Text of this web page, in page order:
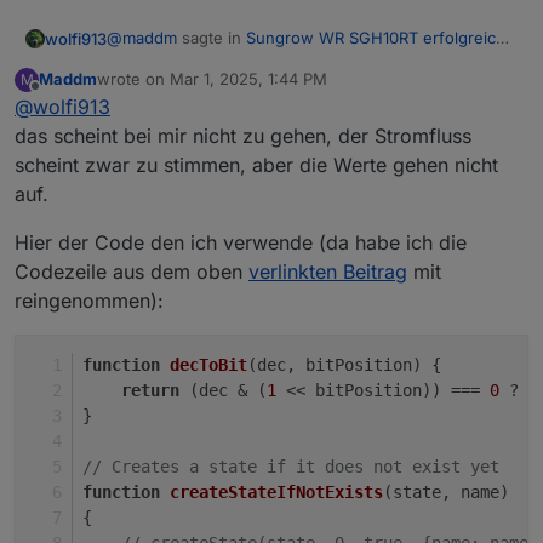
wolfi913@maddm sagte in Sungrow WR SGH10RT erfolgreich
im Scriptblock, der auf der oben verlinken Seite
drauf ist machen, damit die Berechnung der
einzelnen Werte (Stromfluss in/von der Batterie,
schau mal hier…
M
Offline
Maddmwrote on Mar 1, 2025, 1:44 PM
last edited by
@wolfi913
das scheint bei mir nicht zu gehen, der Stromfluss
scheint zwar zu stimmen, aber die Werte gehen nicht
auf.
Hier der Code den ich verwende (da habe ich die
Codezeile aus dem oben verlinkten Beitrag mit
reingenommen):
function decToBit(dec, bitPosition) {
return (dec & (1 << bitPosition)) === 0 ?
}
// Creates a state if it does not exist yet
function createStateIfNotExists(state, name)
{